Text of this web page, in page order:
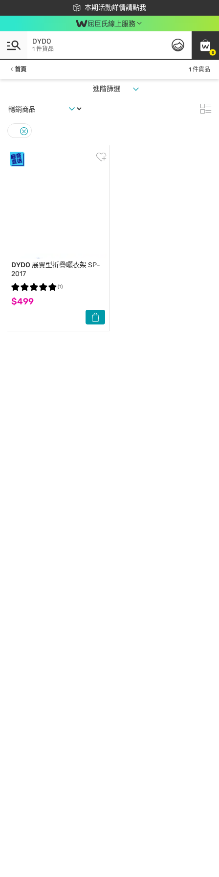
本期活動詳情請點我
下載app最高回饋$350
屈臣氏線上服務
0
DYDO
1 件貨品
首頁 1 件貨品
進階篩選
DYDO 展翼型折疊曬衣架 SP-
2017
$499
(1)